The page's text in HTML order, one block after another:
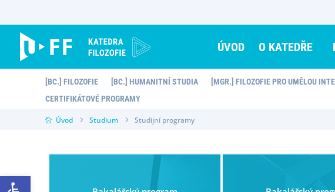
Open toolbar
content
ÚVOD O KATEDŘE
[BC.] FILOZOFIE [BC.] HUMANITNÍ STUDIA [MGR.] FILOZOFIE PRO UMĚLOU
CERTIFIKÁTOVÉ PROGRAMY
Úvod Studium Studijní programy